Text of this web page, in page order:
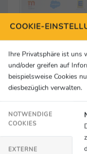
Interview mit
© Team Deutschland
COOKIE-
Ihre Privatsphäre ist uns
und/oder greifen auf
beispielsweise Cookies
diesbezüglich verwalten.
NOTWENDIGE
COOKIES
EXTERNE